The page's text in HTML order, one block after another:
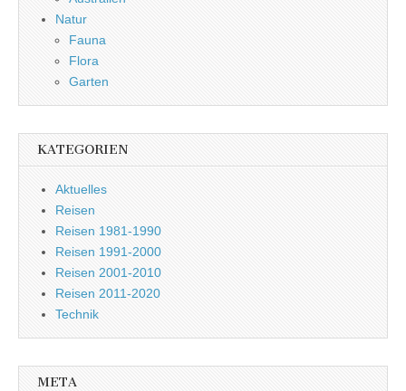
Natur
Fauna
Flora
Garten
KATEGORIEN
Aktuelles
Reisen
Reisen 1981-1990
Reisen 1991-2000
Reisen 2001-2010
Reisen 2011-2020
Technik
META